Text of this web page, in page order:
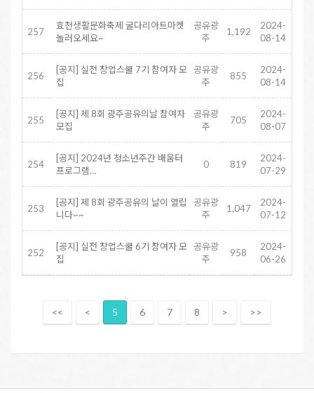
257
효천생활문화축제 굴다리아트마켓
놀러오세요~
공유광
주
1,192
2024-
08-14
256
[공지] 실전 창업스쿨 7기 참여자 모
집
공유광
주
855
2024-
08-14
255
[공지] 제 8회 광주공유의날 참여자
모집
공유광
주
705
2024-
08-07
254
[공지] 2024년 청소년주간 배움터
프로그램…
0 819
2024-
07-29
253
[공지] 제 8회 광주공유의 날이 열립
니다~~
공유광
주
1,047
2024-
07-12
252
[공지] 실전 창업스쿨 6기 참여자 모
집
공유광
주
958
2024-
06-26
<< < 5 6 7 8 > >>